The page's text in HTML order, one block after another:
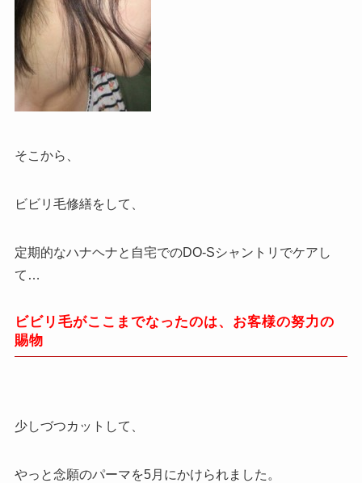
そこから、
ビビリ毛修繕をして、
定期的なハナヘナと自宅でのDO-Sシャントリでケアし
て…
ビビリ毛がここまでなったのは、お客様の努力の
賜物
少しづつカットして、
やっと念願のパーマを5月にかけられました。